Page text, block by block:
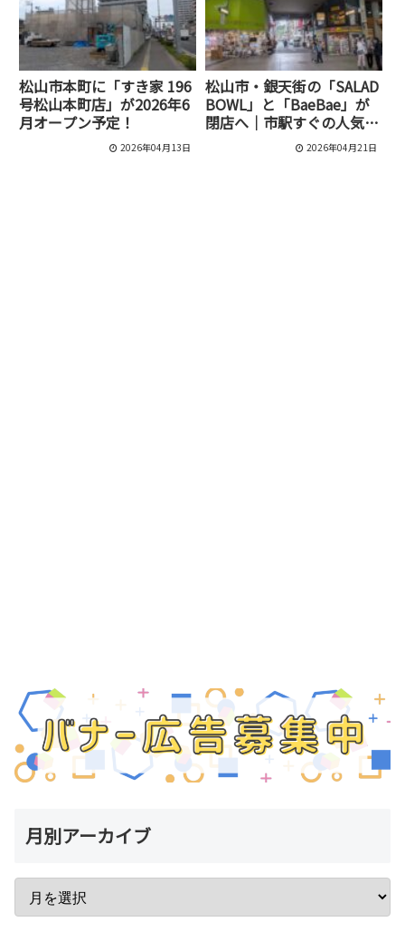
松山市本町に「すき家 196
号松山本町店」が2026年6
月オープン予定！
2026年04月13日
松山市・銀天街の「SALAD
BOWL」と「BaeBae」が
閉店へ｜市駅すぐの人気シ
ョップが同時に営業終了
2026年04月21日
月別アーカイブ